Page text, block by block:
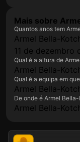
Mais sobre
Quantos anos tem
Armel Bella-
11 de dezembro
Qual é a altura de
Armel Bella-
Qual é a equipa em
Armel Bella-
De onde é Armel
Armel Bella-